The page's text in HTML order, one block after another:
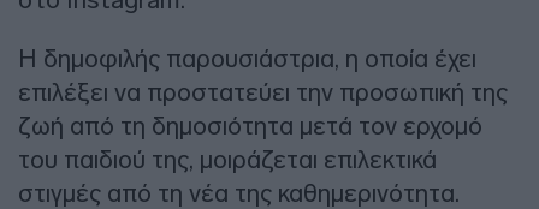
Η δημοφιλής παρουσιάστρια, η οποία έχει
επιλέξει να προστατεύει την προσωπική της
ζωή από τη δημοσιότητα μετά τον ερχομό
του παιδιού της, μοιράζεται επιλεκτικά
στιγμές από τη νέα της καθημερινότητα.